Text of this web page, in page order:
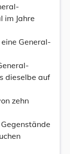
im Jahre
General-
dieselbe auf
zehn